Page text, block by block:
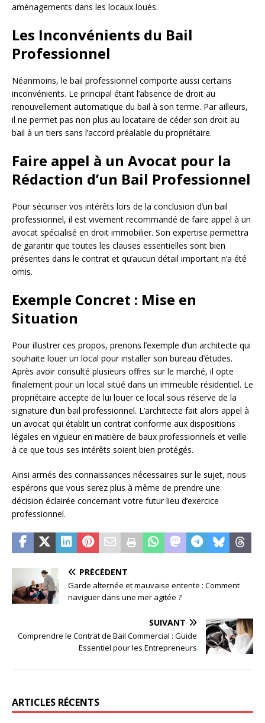
aménagements dans les locaux loués.
Les Inconvénients du Bail
Professionnel
Néanmoins, le bail professionnel comporte aussi certains
inconvénients. Le principal étant l’absence de droit au
renouvellement automatique du bail à son terme. Par ailleurs,
il ne permet pas non plus au locataire de céder son droit au
bail à un tiers sans l’accord préalable du propriétaire.
Faire appel à un Avocat pour la
Rédaction d’un Bail Professionnel
Pour sécuriser vos intérêts lors de la conclusion d’un bail
professionnel, il est vivement recommandé de faire appel à un
avocat spécialisé en droit immobilier. Son expertise permettra
de garantir que toutes les clauses essentielles sont bien
présentes dans le contrat et qu’aucun détail important n’a été
omis.
Exemple Concret : Mise en
Situation
Pour illustrer ces propos, prenons l’exemple d’un architecte qui
souhaite louer un local pour installer son bureau d’études.
Après avoir consulté plusieurs offres sur le marché, il opte
finalement pour un local situé dans un immeuble résidentiel. Le
propriétaire accepte de lui louer ce local sous réserve de la
signature d’un bail professionnel. L’architecte fait alors appel à
un avocat qui établit un contrat conforme aux dispositions
légales en vigueur en matière de baux professionnels et veille
à ce que tous ses intérêts soient bien protégés.
Ainsi armés des connaissances nécessaires sur le sujet, nous
espérons que vous serez plus à même de prendre une
décision éclairée concernant votre futur lieu d’exercice
professionnel.
PRÉCÉDENT
Garde alternée et mauvaise entente : Comment
naviguer dans une mer agitée ?
SUIVANT
Comprendre le Contrat de Bail Commercial : Guide
Essentiel pour les Entrepreneurs
ARTICLES RÉCENTS